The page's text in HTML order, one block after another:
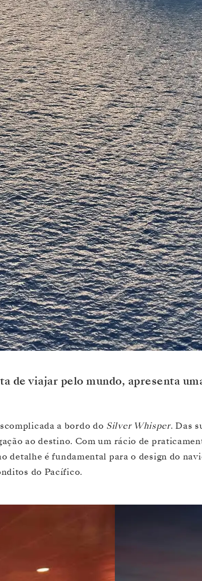
de viajar pelo mundo, apresenta
a bordo do Silver Whisper. Das
ao destino. Com um rácio de
detalhe é fundamental para o design do
do Pacífico.